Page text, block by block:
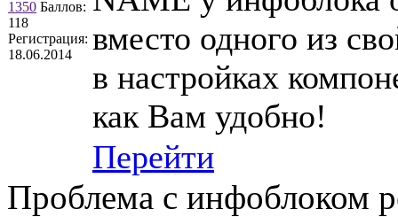
1350 Баллов:
118
Регистрация:
18.06.2014
вместо одного из
в настройках
как Вам удобно!
Перейти
Проблема с инфоблоком